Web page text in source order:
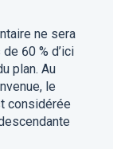
ne sera
60 % d’ici
plan. Au
le
considérée